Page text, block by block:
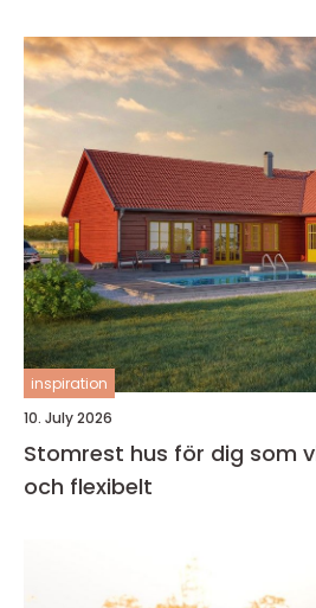
inspiration
10. July 2026
Stomrest hus för dig som
och flexibelt